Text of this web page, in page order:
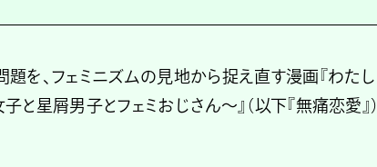
を、フェミニズムの見地から捉え直す漫画『わたし
星屑男子とフェミおじさん〜』（以下『無痛恋愛』）